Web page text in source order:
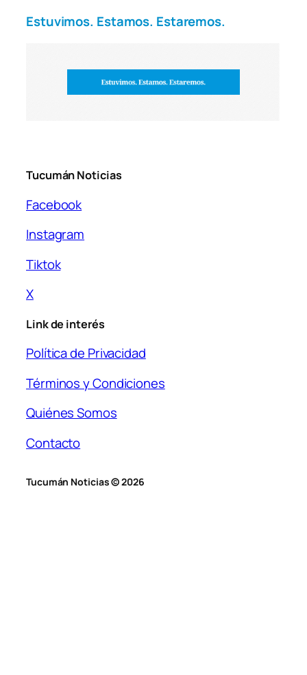
Estuvimos. Estamos. Estaremos.
Tucumán Noticias
Facebook
Instagram
Tiktok
X
Link de interés
Política de Privacidad
Términos y Condiciones
Quiénes Somos
Contacto
Tucumán Noticias © 2026